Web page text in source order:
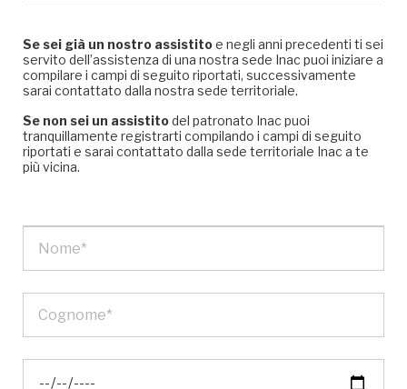
Se sei già un nostro assistitoe negli anni precedenti ti sei
servito dell’assistenza di una nostra sede Inac puoi iniziare a
compilare i campi di seguito riportati, successivamente
sarai contattato dalla nostra sede territoriale.
Se non sei un assistitodel patronato Inac puoi
tranquillamente registrarti compilando i campi di seguito
riportati e sarai contattato dalla sede territoriale Inac a te
più vicina.